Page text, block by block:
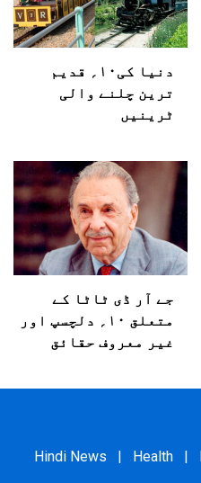
دنیا کی۱۰؍ قدیم
ترین چلنے والی
ٹرینیں
جے آر ڈی ٹاٹا کے
متعلق ۱۰؍ دلچسپ اور
غیر معروف حقائق
Hindi News Health